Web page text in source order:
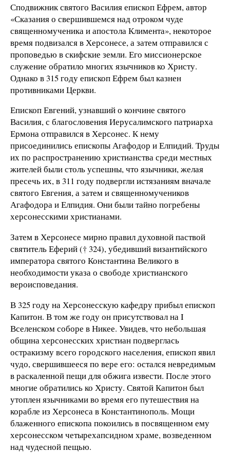
Сподвижник святого Василия епископ Ефрем, автор
«Сказания о свершившемся над отроком чуде
священномученика и апостола Климента», некоторое
время подвизался в Херсонесе, а затем отправился с
проповедью в скифские земли. Его миссионерское
служение обратило многих язычников ко Христу.
Однако в 315 году епископ Ефрем был казнен
противниками Церкви.
Епископ Евгений, узнавший о кончине святого
Василия, с благословения Иерусалимского патриарха
Ермона отправился в Херсонес. К нему
присоединились епископы Агафодор и Елпидий. Труды
их по распространению христианства среди местных
жителей были столь успешны, что язычники, желая
пресечь их, в 311 году подвергли истязаниям вначале
святого Евгения, а затем и священномучеников
Агафодора и Елпидия. Они были тайно погребены
херсонесскими христианами.
Затем в Херсонесе мирно правил духовной паствой
святитель Еферий († 324), убедивший византийского
императора святого Константина Великого в
необходимости указа о свободе христианского
вероисповедания.
В 325 году на Херсонесскую кафедру прибыл епископ
Капитон. В том же году он присутствовал на I
Вселенском соборе в Никее. Увидев, что небольшая
община херсонесских христиан подверглась
остракизму всего городского населения, епископ явил
чудо, свершившееся по вере его: остался невредимым
в раскаленной пещи для обжига извести. После этого
многие обратились ко Христу. Святой Капитон был
утоплен язычниками во время его путешествия на
корабле из Херсонеса в Константинополь. Мощи
блаженного епископа покоились в посвященном ему
херсонесском четырехапсидном храме, возведенном
над чудесной пещью.